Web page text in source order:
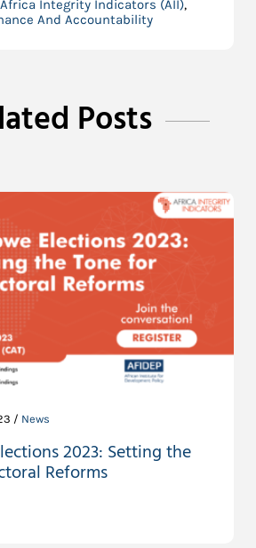
Africa Integrity Indicators (AII),
And Accountability
Posts
/ News
2023: Setting the
Reforms